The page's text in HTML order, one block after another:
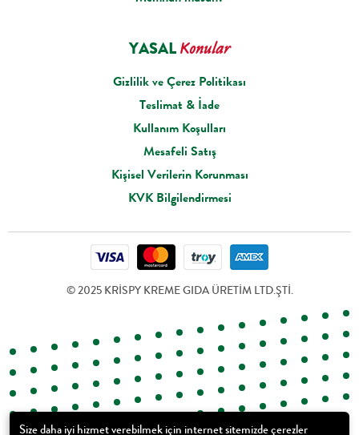
YASAL Konular
Gizlilik ve Çerez Politikası
Teslimat & İade
Kullanım Koşulları
Mesafeli Satış
Kişisel Verilerin Korunması
KVK Bilgilendirmesi
© 2025 KRİSPY KREME GIDA ÜRETİM LTD.ŞTİ.
Size daha iyi hizmet verebilmek için internet sitemizde çerezler